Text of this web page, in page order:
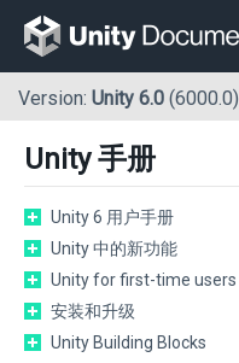
Version: Unity 6.0 (6000.0)
Unity 手册
Unity 6 用户手册
Unity 中的新功能
Unity for first-time users
安装和升级
Unity Building Blocks